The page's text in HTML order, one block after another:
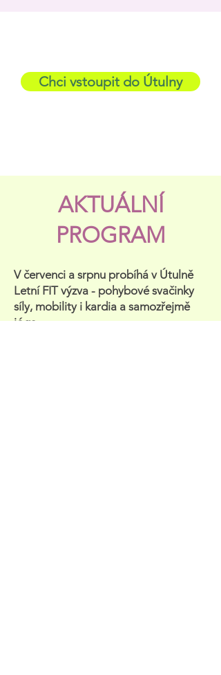
Chci vstoupit do Útulny
AKTUÁLNÍ
PROGRAM
V červenci a srpnu probíhá v Útulně
Letní FIT výzva - pohybové svačinky
síly, mobility i kardia a samozřejmě
jóga...